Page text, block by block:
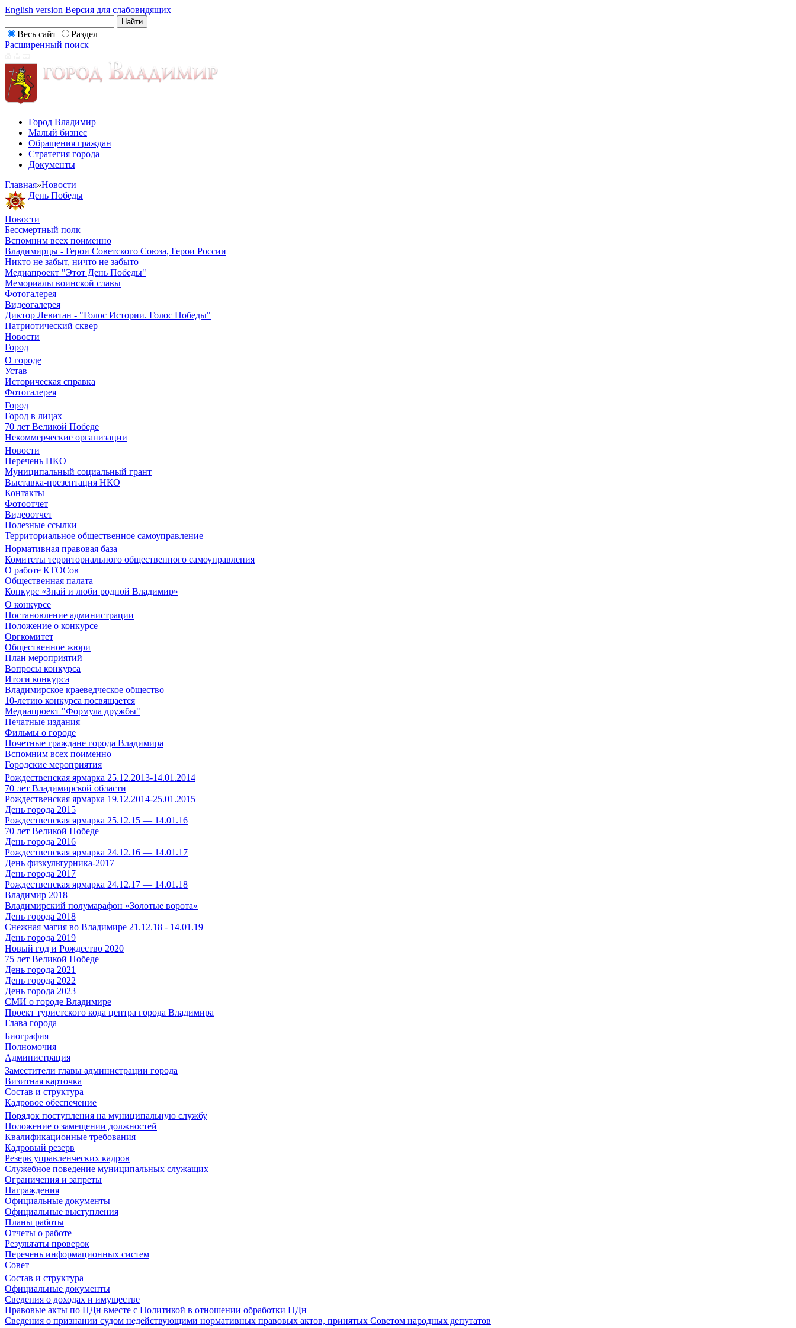
English version Версия для слабовидящих
Весь сайт
Раздел
Расширенный поиск
Город Владимир
Малый бизнес
Обращения граждан
Стратегия города
Документы
Главная»Новости
День Победы
Новости
Бессмертный полк
Вспомним всех поименно
Владимирцы - Герои Советского Союза, Герои России
Никто не забыт, ничто не забыто
Медиапроект "Этот День Победы"
Мемориалы воинской славы
Фотогалерея
Видеогалерея
Диктор Левитан - "Голос Истории. Голос Победы"
Патриотический сквер
Новости
Город
О городе
Устав
Историческая справка
Фотогалерея
Город
Город в лицах
70 лет Великой Победе
Некоммерческие организации
Новости
Перечень НКО
Муниципальный социальный грант
Выставка-презентация НКО
Контакты
Фотоотчет
Видеоотчет
Полезные ссылки
Территориальное общественное самоуправление
Нормативная правовая база
Комитеты территориального общественного самоуправления
О работе КТОСов
Общественная палата
Конкурс «Знай и люби родной Владимир»
О конкурсе
Постановление администрации
Положение о конкурсе
Оргкомитет
Общественное жюри
План мероприятий
Вопросы конкурса
Итоги конкурса
Владимирское краеведческое общество
10-летию конкурса посвящается
Медиапроект "Формула дружбы"
Печатные издания
Фильмы о городе
Почетные граждане города Владимира
Вспомним всех поименно
Городские мероприятия
Рождественская ярмарка 25.12.2013-14.01.2014
70 лет Владимирской области
Рождественская ярмарка 19.12.2014-25.01.2015
День города 2015
Рождественская ярмарка 25.12.15 — 14.01.16
70 лет Великой Победе
День города 2016
Рождественская ярмарка 24.12.16 — 14.01.17
День физкультурника-2017
День города 2017
Рождественская ярмарка 24.12.17 — 14.01.18
Владимир 2018
Владимирский полумарафон «Золотые ворота»
День города 2018
Снежная магия во Владимире 21.12.18 - 14.01.19
День города 2019
Новый год и Рождество 2020
75 лет Великой Победе
День города 2021
День города 2022
День города 2023
СМИ о городе Владимире
Проект туристского кода центра города Владимира
Глава города
Биография
Полномочия
Администрация
Заместители главы администрации города
Визитная карточка
Состав и структура
Кадровое обеспечение
Порядок поступления на муниципальную службу
Положение о замещении должностей
Квалификационные требования
Кадровый резерв
Резерв управленческих кадров
Служебное поведение муниципальных служащих
Ограничения и запреты
Награждения
Официальные документы
Официальные выступления
Планы работы
Отчеты о работе
Результаты проверок
Перечень информационных систем
Совет
Состав и структура
Официальные документы
Сведения о доходах и имуществе
Правовые акты по ПДн вместе с Политикой в отношении обработки ПДн
Сведения о признании судом недействующими нормативных правовых актов, принятых Советом народных депутатов